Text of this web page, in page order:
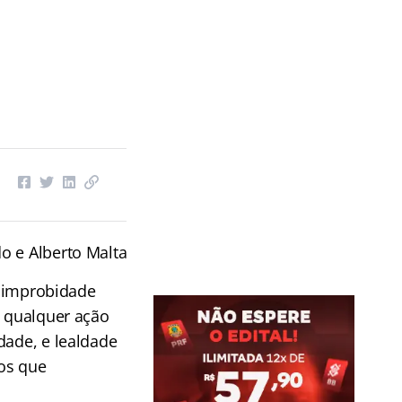
e Alberto Malta
ação
e lealdade
que